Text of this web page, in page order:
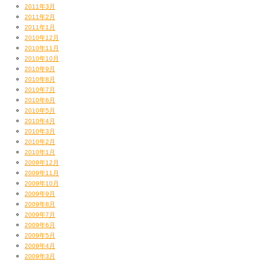
2011年3月
2011年2月
2011年1月
2010年12月
2010年11月
2010年10月
2010年9月
2010年8月
2010年7月
2010年6月
2010年5月
2010年4月
2010年3月
2010年2月
2010年1月
2009年12月
2009年11月
2009年10月
2009年9月
2009年8月
2009年7月
2009年6月
2009年5月
2009年4月
2009年3月